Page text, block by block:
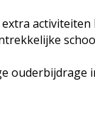
activiteiten
ouderbijdrage